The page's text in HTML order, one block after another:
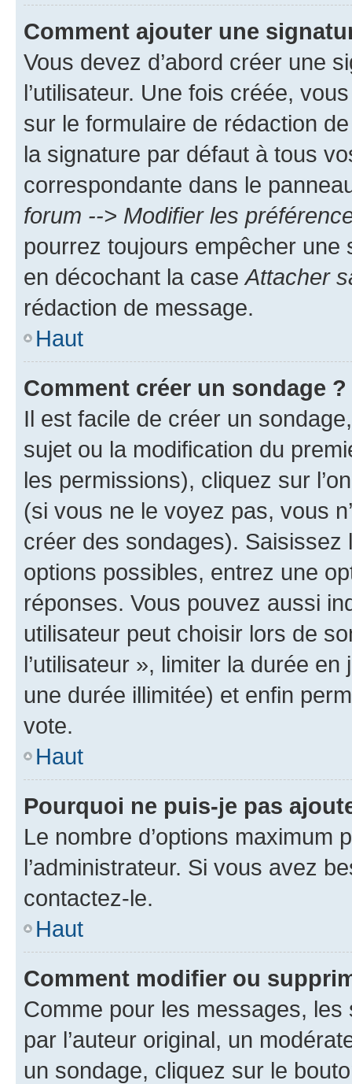
Comment ajouter une
Vous devez d’abord créer une
l’utilisateur. Une fois créée,
sur le formulaire de rédaction
la signature par défaut à tous
correspondante dans le
forum --> Modifier les
pourrez toujours empêcher une
en décochant la case Attacher
rédaction de message.
Haut
Comment créer un sondage ?
Il est facile de créer un
sujet ou la modification du
les permissions), cliquez sur
(si vous ne le voyez pas, vous
créer des sondages).
options possibles, entrez une
réponses. Vous pouvez aussi
utilisateur peut choisir lors de
l’utilisateur », limiter la durée
une durée illimitée) et enfin
vote.
Haut
Pourquoi ne puis-je pas
Le nombre d’options maximum
l’administrateur. Si vous avez
contactez-le.
Haut
Comment modifier ou
Comme pour les messages,
par l’auteur original, un
un sondage, cliquez sur le